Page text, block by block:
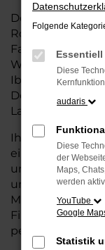
Der Seat Ibiza
Rotenburg, die
Fahrzeug
Ibiza bietet
Design, das
Land glänzt.
Ihr Seat
einer breiten
umfassende
unterstützen Sie
Modells und
perfekt zu
Folgende
Essentiell
Diese
audaris
Diese
der
Maps,
werden
YouTube
Google
Statistik